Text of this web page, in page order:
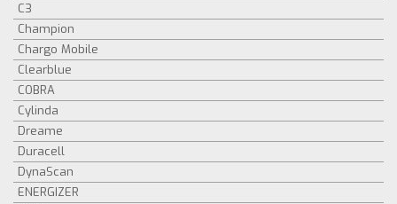
C3
Champion
Chargo Mobile
Clearblue
COBRA
Cylinda
Dreame
Duracell
DynaScan
ENERGIZER